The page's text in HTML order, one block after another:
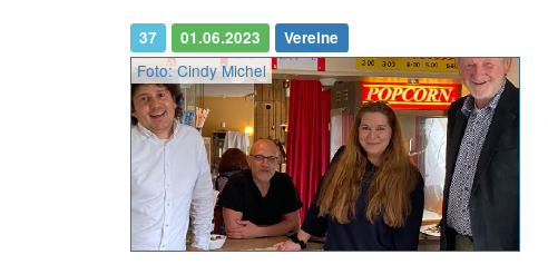
37 01.06.2023 Vereine
Foto: Cindy Michel